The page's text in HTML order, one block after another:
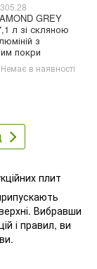
GREY
л зі скляною
з
покри
Немає в наявності
плит
Вибравши
і правил, ви